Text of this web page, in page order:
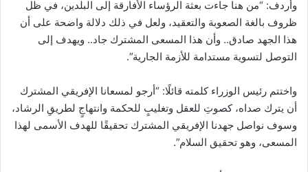
وأردف: “من هنا جاءت بعثة الرؤساء الأفارقة إلى البلدين، في ظل
ظروف بالغة الصعوبة والتعقيد، ولعل في ذلك دلالة واضحة على أن
هذا الجهد صادق.. وأن هذا المسعى المشترك جاد.. ويهدف إلى
التوصل لتسوية مستدامة للأزمة الجارية”.
واختتم رئيس الوزراء كلمته قائلًا: “أرجو لمسعانا الإفريقي المشترك
أن يترك صداه، كصوتِ للعقل وتغليبٍ للحكمة وانتهاجٍ لطريقِ الرشاد،
وسوف نواصل جهدنا الإفريقي المشترك تحقيقًا للهدف الأسمى لهذا
المسعى، وهو تحقيق السلام”.